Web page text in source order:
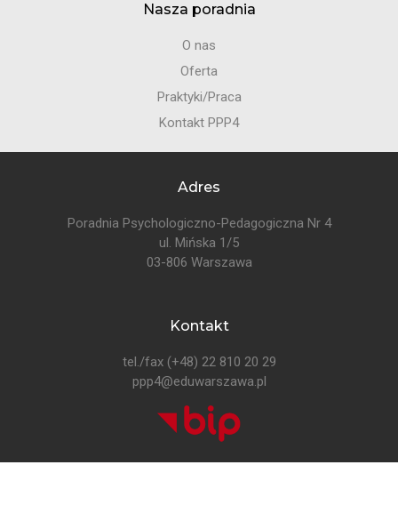
Nasza poradnia
O nas
Oferta
Praktyki/Praca
Kontakt PPP4
Adres
Poradnia Psychologiczno-Pedagogiczna Nr 4
ul. Mińska 1/5
03-806 Warszawa
Kontakt
tel./fax (+48) 22 810 20 29
ppp4@eduwarszawa.pl